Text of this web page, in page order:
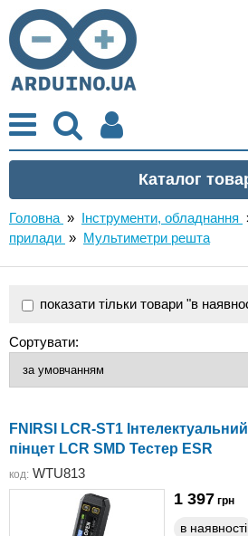
Головна » Інструменти, обладнання
прилади » Мультиметри решта
показати тільки товари "в
Сортувати:
FNIRSI LCR-ST1
пінцет LCR SMD Тестер ESR
код: WTU813
1 397 грн
в наявності